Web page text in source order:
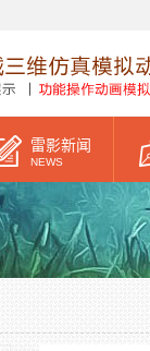
雷影新闻
NEWS